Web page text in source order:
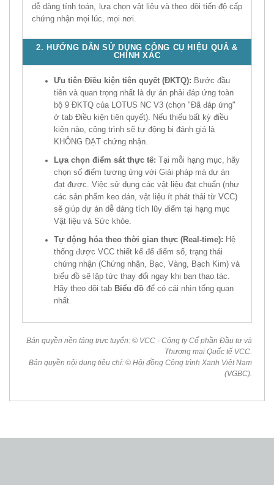
dễ dàng tính toán, lựa chọn vật liệu và theo dõi tiến độ cấp
chứng nhận mọi lúc, mọi nơi.
2. HƯỚNG DẪN SỬ DỤNG CÔNG CỤ HIỆU QUẢ &
CHÍNH XÁC
Ưu tiên Điều kiện tiên quyết (ĐKTQ): Bước đầu
tiên và quan trọng nhất là dự án phải đáp ứng toàn
bộ 9 ĐKTQ của LOTUS NC V3 (chọn "Đã đáp ứng"
ở tab Điều kiện tiên quyết). Nếu thiếu bất kỳ điều
kiện nào, công trình sẽ tự động bị đánh giá là
KHÔNG ĐẠT chứng nhận.
Lựa chọn điểm sát thực tế: Tại mỗi hạng mục, hãy
chọn số điểm tương ứng với Giải pháp mà dự án
đạt được. Việc sử dụng các vật liệu đạt chuẩn (như
các sản phẩm keo dán, vật liệu ít phát thải từ VCC)
sẽ giúp dự án dễ dàng tích lũy điểm tại hạng mục
Vật liệu và Sức khỏe.
Tự động hóa theo thời gian thực (Real-time): Hệ
thống được VCC thiết kế để điểm số, trạng thái
chứng nhận (Chứng nhận, Bạc, Vàng, Bạch Kim) và
biểu đồ sẽ lập tức thay đổi ngay khi bạn thao tác.
Hãy theo dõi tab Biểu đồ để có cái nhìn tổng quan
nhất.
Bản quyền nền tảng trực tuyến: © VCC - Công ty Cổ phần Đầu tư và
Thương mại Quốc tế VCC.
Bản quyền nội dung tiêu chí: © Hội đồng Công trình Xanh Việt Nam
(VGBC).